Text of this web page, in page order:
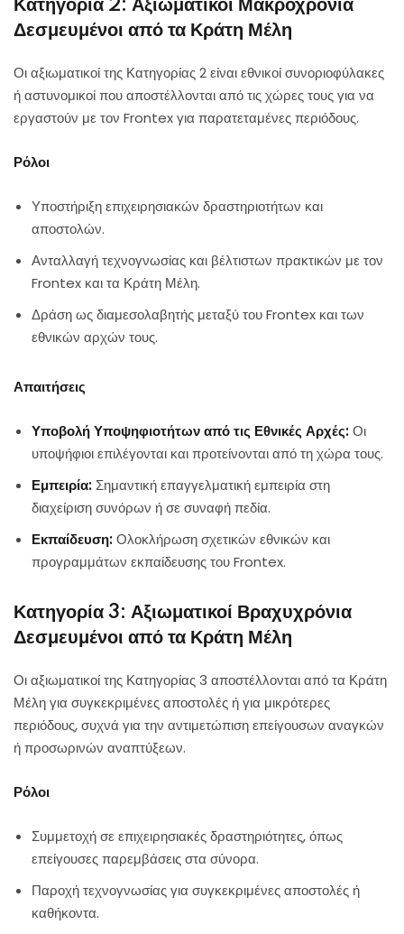
Κατηγορία 2: Αξιωματικοί Μακροχρόνια
Δεσμευμένοι από τα Κράτη Μέλη
Οι αξιωματικοί της Κατηγορίας 2 είναι εθνικοί συνοριοφύλακες
ή αστυνομικοί που αποστέλλονται από τις χώρες τους για να
εργαστούν με τον Frontex για παρατεταμένες περιόδους.
Ρόλοι
Υποστήριξη επιχειρησιακών δραστηριοτήτων και
αποστολών.
Ανταλλαγή τεχνογνωσίας και βέλτιστων πρακτικών με τον
Frontex και τα Κράτη Μέλη.
Δράση ως διαμεσολαβητής μεταξύ του Frontex και των
εθνικών αρχών τους.
Απαιτήσεις
Υποβολή Υποψηφιοτήτων από τις Εθνικές Αρχές:Οι
υποψήφιοι επιλέγονται και προτείνονται από τη χώρα τους.
Εμπειρία:Σημαντική επαγγελματική εμπειρία στη
διαχείριση συνόρων ή σε συναφή πεδία.
Εκπαίδευση:Ολοκλήρωση σχετικών εθνικών και
προγραμμάτων εκπαίδευσης του Frontex.
Κατηγορία 3: Αξιωματικοί Βραχυχρόνια
Δεσμευμένοι από τα Κράτη Μέλη
Οι αξιωματικοί της Κατηγορίας 3 αποστέλλονται από τα Κράτη
Μέλη για συγκεκριμένες αποστολές ή για μικρότερες
περιόδους, συχνά για την αντιμετώπιση επείγουσων αναγκών
ή προσωρινών αναπτύξεων.
Ρόλοι
Συμμετοχή σε επιχειρησιακές δραστηριότητες, όπως
επείγουσες παρεμβάσεις στα σύνορα.
Παροχή τεχνογνωσίας για συγκεκριμένες αποστολές ή
καθήκοντα.